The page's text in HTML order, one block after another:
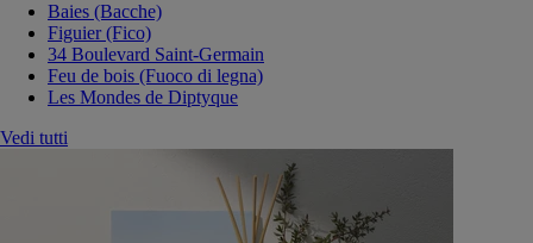
Baies (Bacche)
Figuier (Fico)
34 Boulevard Saint-Germain
Feu de bois (Fuoco di legna)
Les Mondes de Diptyque
Vedi tutti